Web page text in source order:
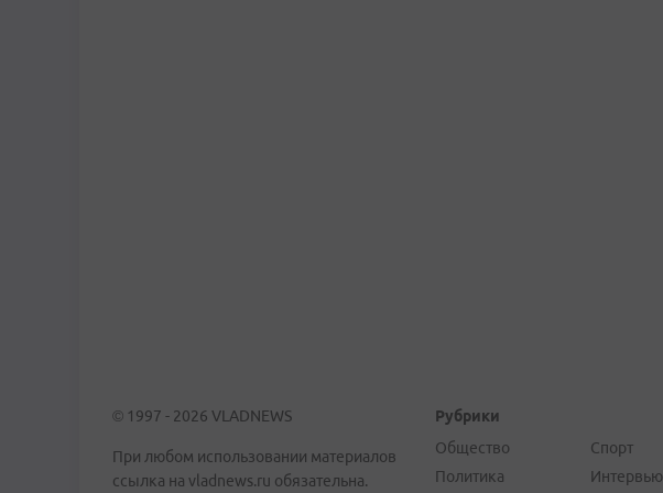
© 1997 - 2026 VLADNEWS
При любом использовании материалов
ссылка на vladnews.ru обязательна.
Рубрики
Общество
Политика
Спорт
Интервью